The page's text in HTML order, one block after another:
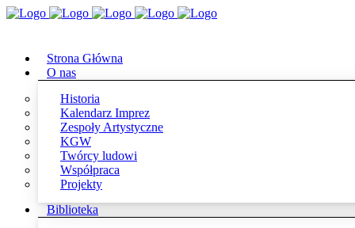
Strona Główna
O nas
Historia
Kalendarz Imprez
Zespoły Artystyczne
KGW
Twórcy ludowi
Współpraca
Projekty
Biblioteka